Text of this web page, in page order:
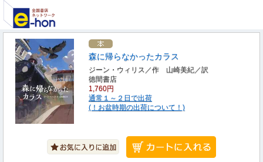
森に帰らなかったカラス
ジーン・ウィリス／作 山崎美紀／訳
徳間書店
1,760円
通常１～２日で出荷
(！お盆時期の出荷について！)